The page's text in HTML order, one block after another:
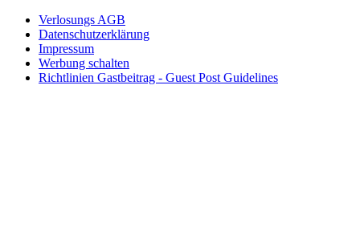
Verlosungs AGB
Datenschutzerklärung
Impressum
Werbung schalten
Richtlinien Gastbeitrag - Guest Post Guidelines